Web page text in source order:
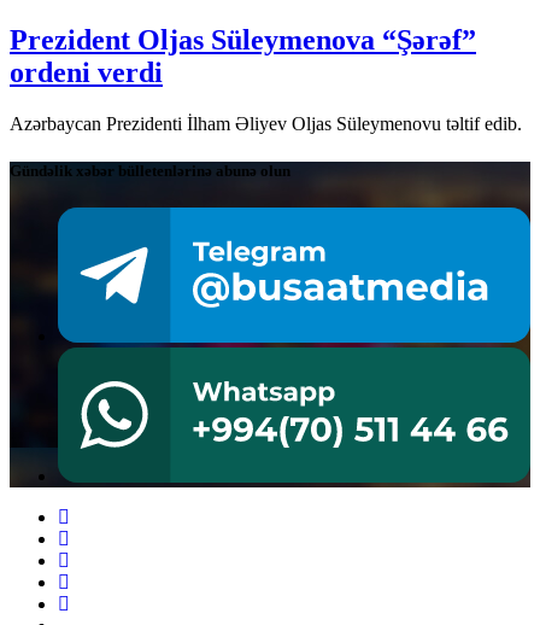
Prezident Oljas Süleymenova “Şərəf”
ordeni verdi
Azərbaycan Prezidenti İlham Əliyev Oljas Süleymenovu təltif edib.
Gündəlik xəbər bülletenlərinə abunə olun